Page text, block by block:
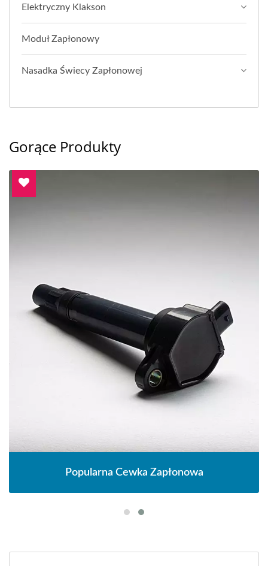
Elektryczny Klakson
Moduł Zapłonowy
Nasadka Świecy Zapłonowej
Gorące Produkty
Popularna Cewka Zapłonowa